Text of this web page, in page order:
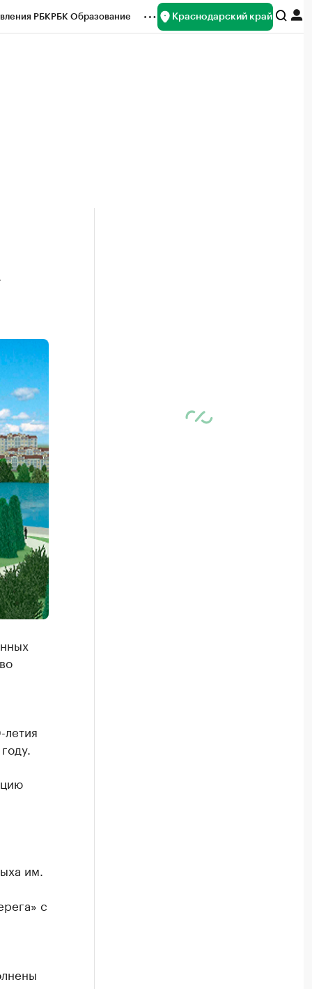
РБКРБК Образование Краснодарский край
им.
с